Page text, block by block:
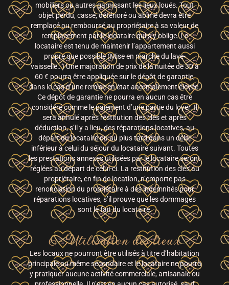
mobiliers ou autres garnissant les lieux loués. Tout
objet perdu, cassé, détérioré ou abîmé devra être
remplacé ou remboursé au propriétaire à sa valeur de
remplacement par le locataire qui s’y oblige. Le
locataire est tenu de maintenir l’appartement aussi
propre que possible (Mise en marche du lave-
vaisselle…) Une majoration de prix de la nuitée de 30 à
60 € pourra être appliquée sur le dépôt de garantie,
dans le cas d’une remise en état anormalement élevée.
Ce dépôt de garantie ne pourra en aucun cas être
considéré comme le paiement d’une partie du loyer. Il
sera annulé après restitution des clés et après
déduction, s’il y a lieu, des réparations locatives, au
départ du locataire ou au plus tard dans un délai
inférieur à celui du séjour du locataire suivant. Toutes
les prestations annexes utilisées par le locataire seront
réglées au départ de celui-ci. La restitution des clés au
propriétaire, en fin de location, n’emporte pas
renonciation du propriétaire à des indemnités pour
réparations locatives, s’il prouve que les dommages
sont le fait du locataire.
6- Utilisation des lieux
Les locaux ne pourront être utilisés à titre d’habitation
principale ou même secondaire et le locataire ne pourra
y pratiquer aucune activité commerciale, artisanale ou